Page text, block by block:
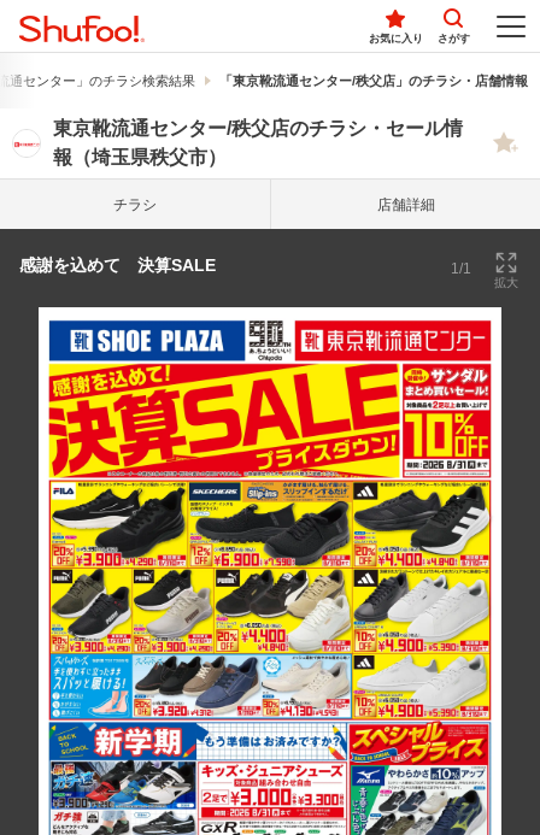
お気に入り さがす
通センター」のチラシ検索結果 「東京靴流通センター/秩父店」のチラシ・店舗情報
東京靴流通センター/秩父店のチラシ・セール情
報（埼玉県秩父市）
チラシ 店舗詳細
感謝を込めて 決算SALE 1/1
拡大